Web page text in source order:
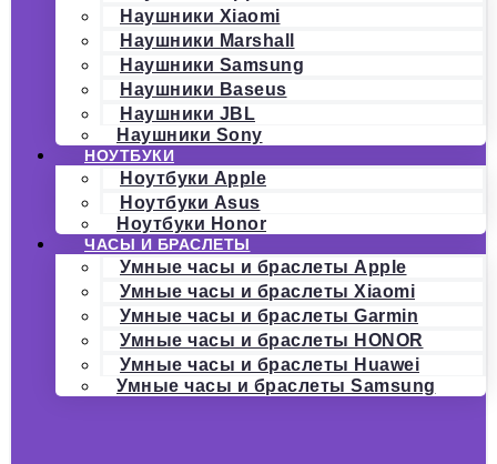
Наушники Xiaomi
Наушники Marshall
Наушники Samsung
Наушники Baseus
Наушники JBL
Наушники Sony
НОУТБУКИ
Ноутбуки Apple
Ноутбуки Asus
Ноутбуки Honor
ЧАСЫ И БРАСЛЕТЫ
Умные часы и браслеты Apple
Умные часы и браслеты Xiaomi
Умные часы и браслеты Garmin
Умные часы и браслеты HONOR
Умные часы и браслеты Huawei
Умные часы и браслеты Samsung